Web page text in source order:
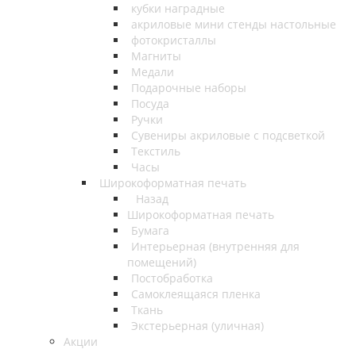
кубки наградные
акриловые мини стенды настольные
фотокристаллы
Магниты
Медали
Подарочные наборы
Посуда
Ручки
Сувениры акриловые с подсветкой
Текстиль
Часы
Широкоформатная печать
Назад
Широкоформатная печать
Бумага
Интерьерная (внутренняя для
помещений)
Постобработка
Самоклеящаяся пленка
Ткань
Экстерьерная (уличная)
Акции